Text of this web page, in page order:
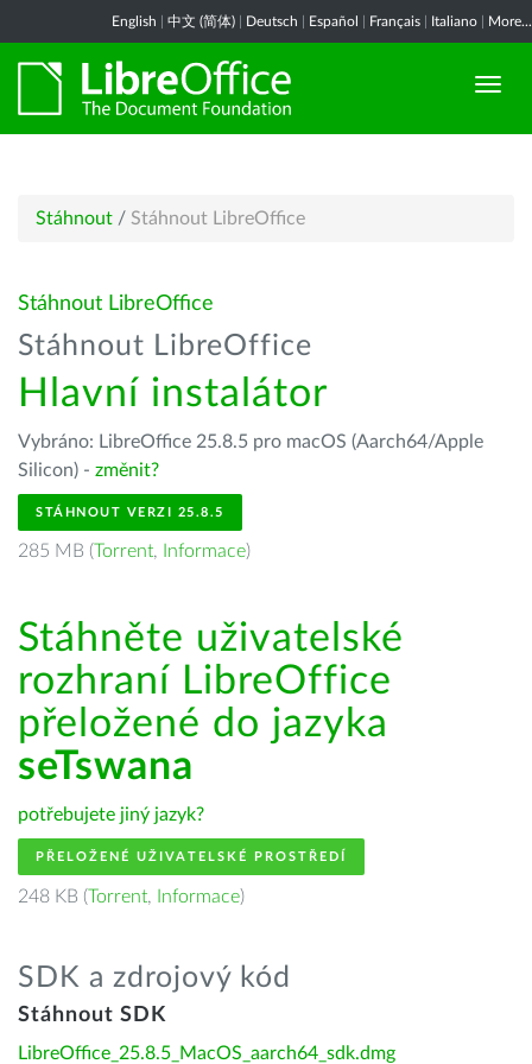
English 中文 (简体) Deutsch Español Français Italiano More...
Stáhnout / Stáhnout LibreOffice
Stáhnout LibreOffice
Stáhnout LibreOffice
Hlavní instalátor
Vybráno: LibreOffice 25.8.5 pro macOS (Aarch64/Apple
Silicon) - změnit?
STÁHNOUT VERZI 25.8.5
285 MB (Torrent, Informace)
Stáhněte uživatelské
rozhraní LibreOffice
přeložené do jazyka
seTswana
potřebujete jiný jazyk?
PŘELOŽENÉ UŽIVATELSKÉ PROSTŘEDÍ
248 KB (Torrent, Informace)
SDK a zdrojový kód
Stáhnout SDK
LibreOffice_25.8.5_MacOS_aarch64_sdk.dmg